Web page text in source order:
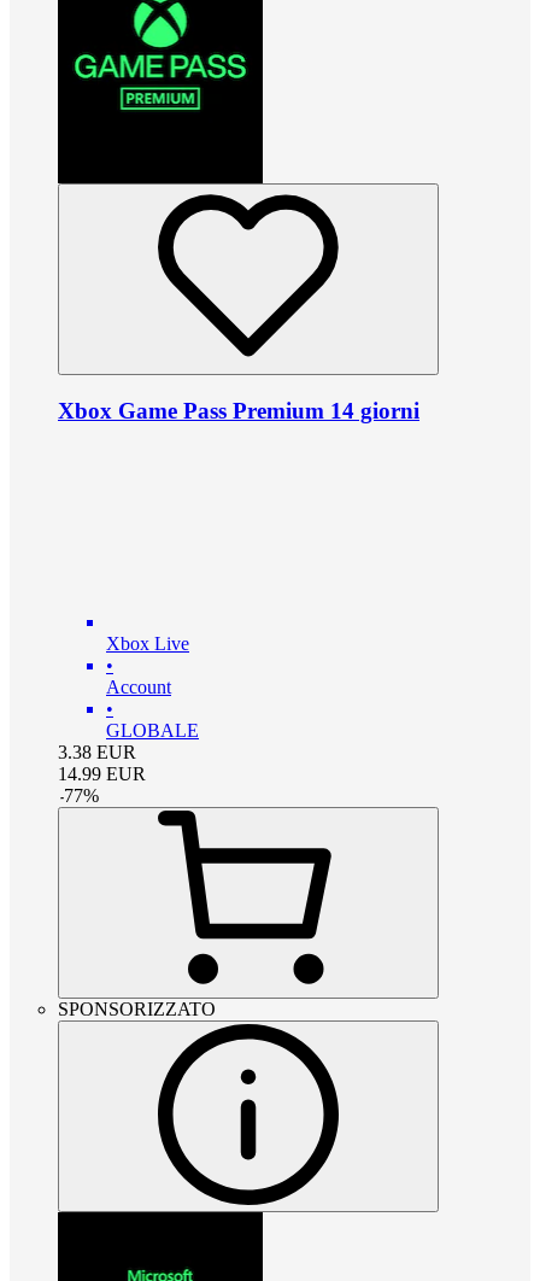
Xbox Game Pass Premium 14 giorni
Xbox Live
•
Account
•
GLOBALE
3.38 EUR
14.99 EUR
-77%
SPONSORIZZATO